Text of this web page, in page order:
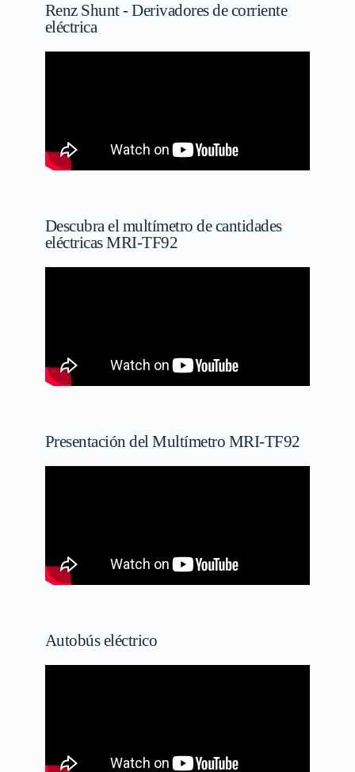
Renz Shunt - Derivadores de corriente
eléctrica
Descubra el multímetro de cantidades
eléctricas MRI-TF92
Presentación del Multímetro MRI-TF92
Autobús eléctrico